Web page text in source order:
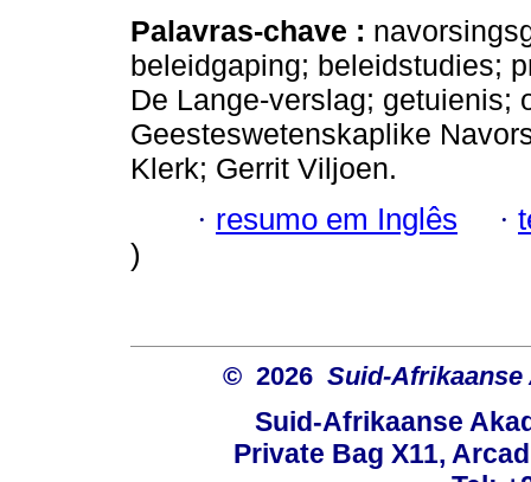
Palavras-chave :
beleidgaping; beleidstudies;
De Lange-verslag; getuienis;
Geesteswetenskaplike
Klerk; Gerrit Viljoen.
· resumo em Inglês ·
)
© 2026 Suid-Afrikaanse
Suid-Afrikaanse
Private Bag X11,